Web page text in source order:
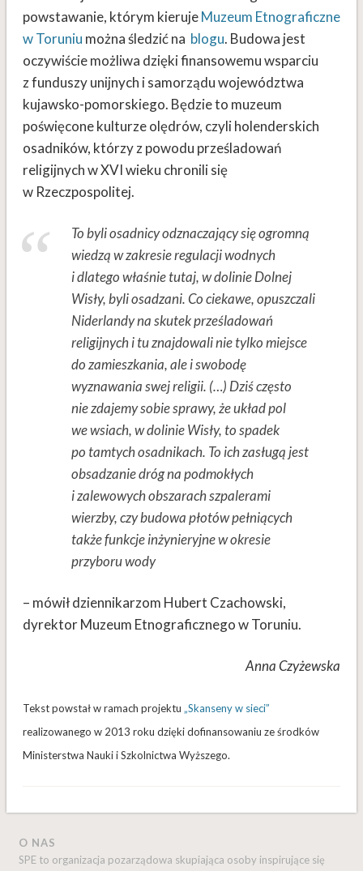
powstawanie, którym kierujeMuzeum Etnograficzne
w Toruniu można śledzić na blogu. Budowa jest
oczywiście możliwa dzięki finansowemu wsparciu
z funduszy unijnych i samorządu województwa
kujawsko-pomorskiego. Będzie to muzeum
poświęcone kulturze olędrów, czyli holenderskich
osadników, którzy z powodu prześladowań
religijnych w XVI wieku chronili się
w Rzeczpospolitej.
To byli osadnicy odznaczający się ogromną
wiedzą w zakresie regulacji wodnych
i dlatego właśnie tutaj, w dolinie Dolnej
Wisły, byli osadzani. Co ciekawe, opuszczali
Niderlandy na skutek prześladowań
religijnych i tu znajdowali nie tylko miejsce
do zamieszkania, ale i swobodę
wyznawania swej religii. (…) Dziś często
nie zdajemy sobie sprawy, że układ pol
we wsiach, w dolinie Wisły, to spadek
po tamtych osadnikach. To ich zasługą jest
obsadzanie dróg na podmokłych
i zalewowych obszarach szpalerami
wierzby, czy budowa płotów pełniących
także funkcje inżynieryjne w okresie
przyboru wody
– mówił dziennikarzom Hubert Czachowski,
dyrektor Muzeum Etnograficznego w Toruniu.
Anna Czyżewska
Tekst powstał w ramach projektu „Skanseny w sieci”
realizowanego w 2013 roku dzięki dofinansowaniu ze środków
Ministerstwa Nauki i Szkolnictwa Wyższego.
O NAS
SPE to organizacja pozarządowa skupiająca osoby inspirujące się